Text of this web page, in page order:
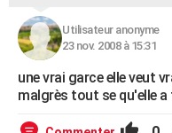
Utilisateur anonyme
23 nov. 2008 à 15:31
une vrai garce elle veut
malgrès tout se qu'elle